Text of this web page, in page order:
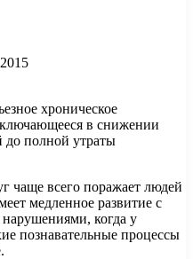
хроническое
в снижении
до полной утраты
чаще всего поражает людей
медленное развитие с
когда у
познавательные процессы